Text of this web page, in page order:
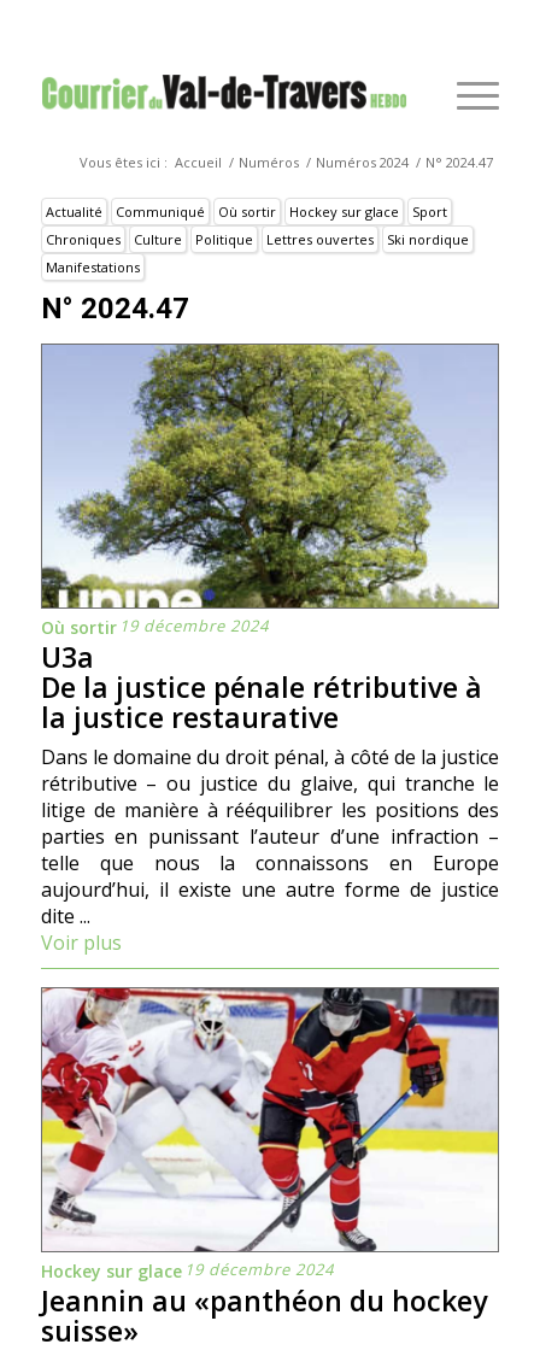
Vous êtes ici : Accueil / Numéros / Numéros 2024 / N° 2024.47
Actualité Communiqué Où sortir Hockey sur glace
Sport
Chroniques
Culture Politique Lettres ouvertes
Ski nordique
Manifestations
N° 2024.47
Où sortir 19 décembre 2024
U3a
De la justice pénale rétributive à
la justice restaurative
Dans le domaine du droit pénal, à côté de la justice
rétributive – ou justice du glaive, qui tranche le
litige de manière à rééquilibrer les positions des
parties en punissant l’auteur d’une infraction –
telle que nous la connaissons en Europe
aujourd’hui, il existe une autre forme de justice
dite ...
Voir plus
Hockey sur glace 19 décembre 2024
Jeannin au «panthéon du hockey
suisse»